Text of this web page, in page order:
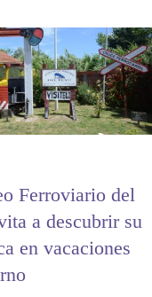
Ferroviario del
a descubrir su
en vacaciones